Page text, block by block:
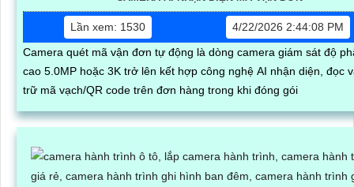
Lần xem: 1530
4/22/2026 2:44:08 PM
Camera quét mã vận đơn tự động là dòng camera giám sát độ
cao 5.0MP hoặc 3K trở lên kết hợp công nghệ AI nhận diện, đọc
trữ mã vạch/QR code trên đơn hàng trong khi đóng gói